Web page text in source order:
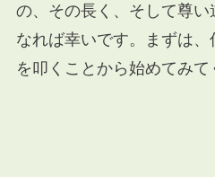
の、その長く、そして尊い
なれば幸いです。まずは
を叩くことから始めてみて